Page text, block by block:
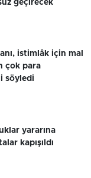
geçirecek
istimlâk için mal
çok para
söyledi
yararına
kapışıldı